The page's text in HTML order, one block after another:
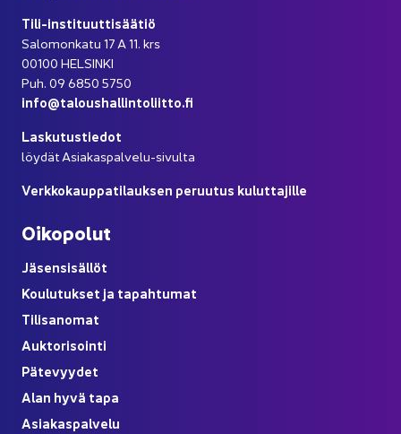
Tili-​instituuttisäätiö
Sa­lo­mon­ka­tu 17 A 11. krs
00100 HEL­SIN­KI
Puh. 09 6850 5750
info@ta­lous­hal­lin­to­liit­to.fi
Las­ku­tus­tie­dot
löy­dät Asiakaspalvelu-​sivulta
Verk­ko­kaup­pa­ti­lauk­sen pe­ruu­tus ku­lut­ta­jil­le
Oi­ko­po­lut
Jä­sen­si­säl­löt
Kou­lu­tuk­set ja ta­pah­tu­mat
Ti­li­sa­no­mat
Auk­to­ri­soin­ti
Pä­te­vyy­det
Alan hyvä tapa
Asia­kas­pal­ve­lu